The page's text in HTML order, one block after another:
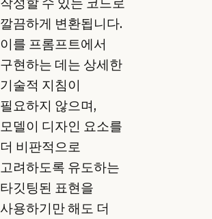
깔끔하게 변환됩니다.
이를 프롬프트에서
구현하는 데는 상세한
기술적 지침이
필요하지 않으며,
모델이 디자인 요소를
더 비판적으로
고려하도록 유도하는
타깃팅된 표현을
사용하기만 해도 더